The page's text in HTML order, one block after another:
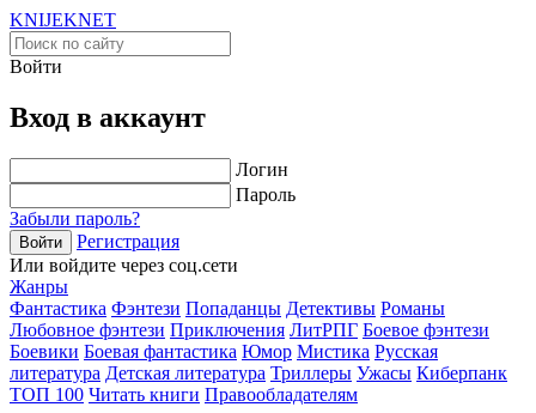
KNIJEKNET
Войти
Вход в аккаунт
Логин
Пароль
Забыли пароль?
Войти
Регистрация
Или войдите через соц.сети
Жанры
Фантастика Фэнтези Попаданцы Детективы Романы
Любовное фэнтези Приключения ЛитРПГ Боевое фэнтези
Боевики Боевая фантастика Юмор Мистика Русская
литература Детская литература Триллеры Ужасы Киберпанк
ТОП 100 Читать книги Правообладателям